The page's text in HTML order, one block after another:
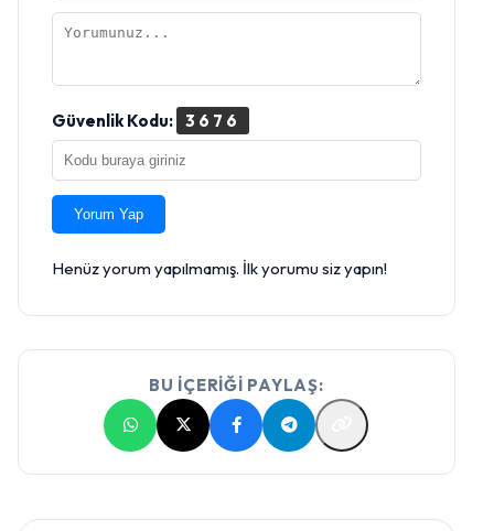
Güvenlik Kodu: 3676
Yorum Yap
Henüz yorum yapılmamış. İlk yorumu siz yapın!
BU İÇERİĞİ PAYLAŞ: